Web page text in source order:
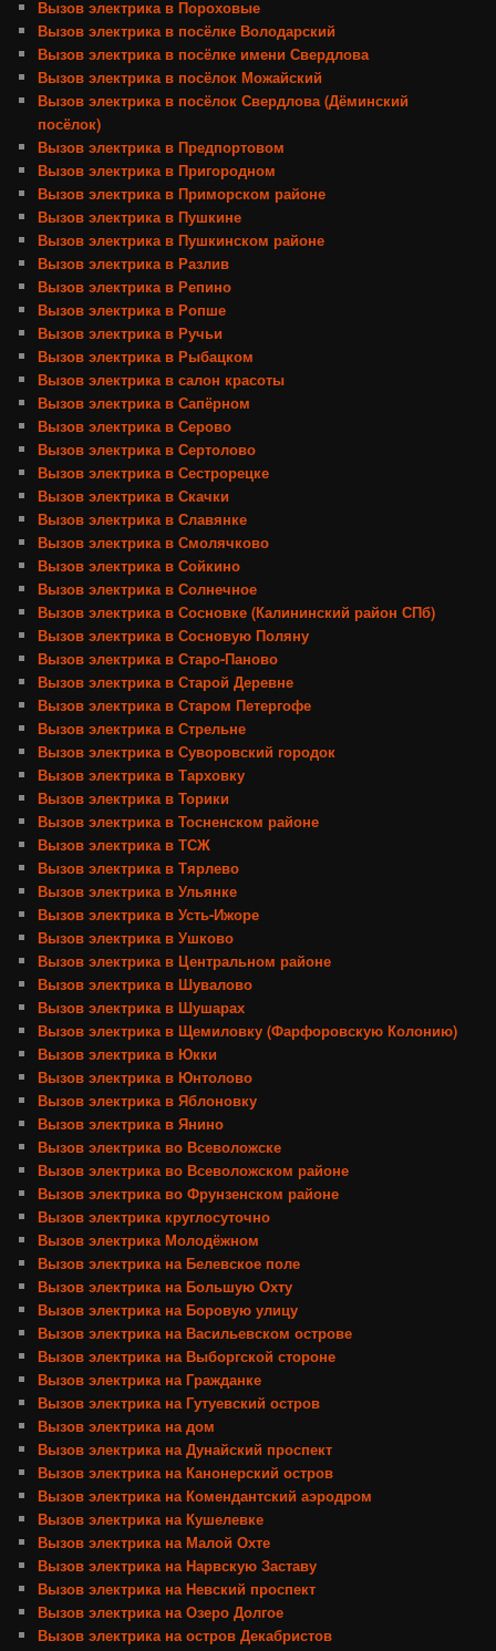
Вызов электрика в Пороховые
Вызов электрика в посёлке Володарский
Вызов электрика в посёлке имени Свердлова
Вызов электрика в посёлок Можайский
Вызов электрика в посёлок Свердлова (Дёминский
посёлок)
Вызов электрика в Предпортовом
Вызов электрика в Пригородном
Вызов электрика в Приморском районе
Вызов электрика в Пушкине
Вызов электрика в Пушкинском районе
Вызов электрика в Разлив
Вызов электрика в Репино
Вызов электрика в Ропше
Вызов электрика в Ручьи
Вызов электрика в Рыбацком
Вызов электрика в салон красоты
Вызов электрика в Сапёрном
Вызов электрика в Серово
Вызов электрика в Сертолово
Вызов электрика в Сестрорецке
Вызов электрика в Скачки
Вызов электрика в Славянке
Вызов электрика в Смолячково
Вызов электрика в Сойкино
Вызов электрика в Солнечное
Вызов электрика в Сосновке (Калининский район СПб)
Вызов электрика в Сосновую Поляну
Вызов электрика в Старо-Паново
Вызов электрика в Старой Деревне
Вызов электрика в Старом Петергофе
Вызов электрика в Стрельне
Вызов электрика в Суворовский городок
Вызов электрика в Тарховку
Вызов электрика в Торики
Вызов электрика в Тосненском районе
Вызов электрика в ТСЖ
Вызов электрика в Тярлево
Вызов электрика в Ульянке
Вызов электрика в Усть-Ижоре
Вызов электрика в Ушково
Вызов электрика в Центральном районе
Вызов электрика в Шувалово
Вызов электрика в Шушарах
Вызов электрика в Щемиловку (Фарфоровскую Колонию)
Вызов электрика в Юкки
Вызов электрика в Юнтолово
Вызов электрика в Яблоновку
Вызов электрика в Янино
Вызов электрика во Всеволожске
Вызов электрика во Всеволожском районе
Вызов электрика во Фрунзенском районе
Вызов электрика круглосуточно
Вызов электрика Молодёжном
Вызов электрика на Белевское поле
Вызов электрика на Большую Охту
Вызов электрика на Боровую улицу
Вызов электрика на Васильевском острове
Вызов электрика на Выборгской стороне
Вызов электрика на Гражданке
Вызов электрика на Гутуевский остров
Вызов электрика на дом
Вызов электрика на Дунайский проспект
Вызов электрика на Канонерский остров
Вызов электрика на Комендантский аэродром
Вызов электрика на Кушелевке
Вызов электрика на Малой Охте
Вызов электрика на Нарвскую Заставу
Вызов электрика на Невский проспект
Вызов электрика на Озеро Долгое
Вызов электрика на остров Декабристов